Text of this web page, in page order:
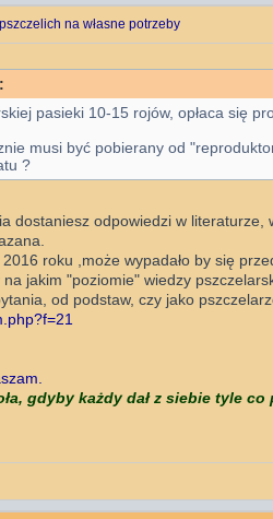
na własne potrzeby
pasieki 10-15 rojów, opłaca się
musi być pobierany od
?
dostaniesz odpowiedzi w literaturze,
roku ,może wypadało by się
jakim "poziomie" wiedzy
od podstaw, czy jako
gdyby każdy dał z siebie tyle co